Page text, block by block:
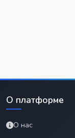
О платформе
О нас